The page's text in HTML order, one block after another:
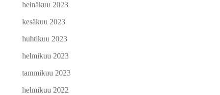
heinäkuu 2023
kesäkuu 2023
huhtikuu 2023
helmikuu 2023
tammikuu 2023
helmikuu 2022